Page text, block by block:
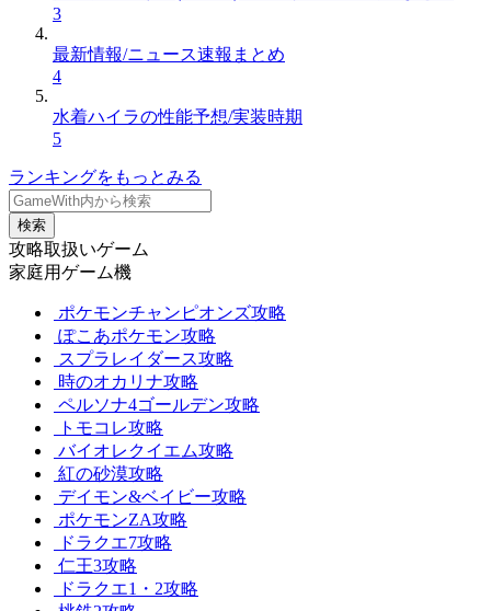
3
最新情報/ニュース速報まとめ
4
水着ハイラの性能予想/実装時期
5
ランキングをもっとみる
検索
攻略取扱いゲーム
家庭用ゲーム機
ポケモンチャンピオンズ攻略
ぽこあポケモン攻略
スプラレイダース攻略
時のオカリナ攻略
ペルソナ4ゴールデン攻略
トモコレ攻略
バイオレクイエム攻略
紅の砂漠攻略
デイモン&ベイビー攻略
ポケモンZA攻略
ドラクエ7攻略
仁王3攻略
ドラクエ1・2攻略